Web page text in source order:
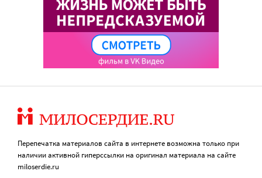
Перепечатка материалов сайта в интернете возможна только при
наличии активной гиперссылки на оригинал материала на сайте
miloserdie.ru